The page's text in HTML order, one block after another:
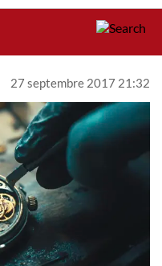
27 septembre 2017 21:32